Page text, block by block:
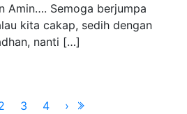
Amin…. Semoga berjumpa
kita cakap, sedih dengan
nanti […]
3 4 ›